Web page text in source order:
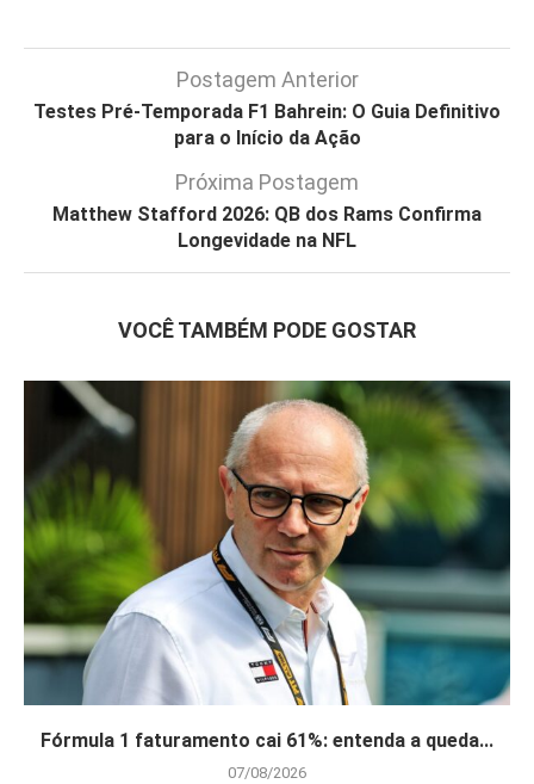
Postagem Anterior
Testes Pré-Temporada F1 Bahrein: O Guia Definitivo
para o Início da Ação
Próxima Postagem
Matthew Stafford 2026: QB dos Rams Confirma
Longevidade na NFL
VOCÊ TAMBÉM PODE GOSTAR
Fórmula 1 faturamento cai 61%: entenda a queda...
07/08/2026